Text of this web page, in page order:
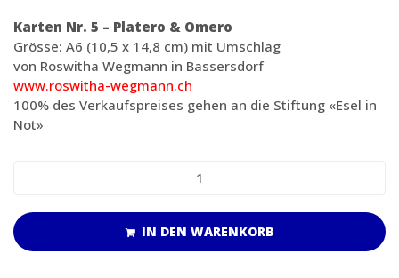
Karten Nr. 5 – Platero & Omero
Grösse: A6 (10,5 x 14,8 cm) mit Umschlag
von Roswitha Wegmann in Bassersdorf
www.roswitha-wegmann.ch
100% des Verkaufspreises gehen an die Stiftung «Esel in
Not»
IN DEN WARENKORB